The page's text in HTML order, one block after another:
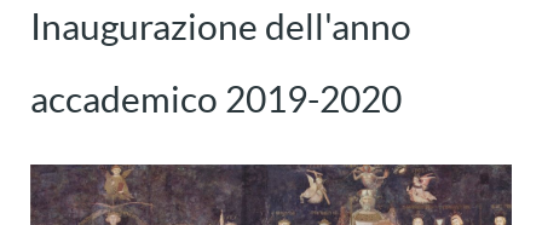
Inaugurazione dell'anno
accademico 2019-2020